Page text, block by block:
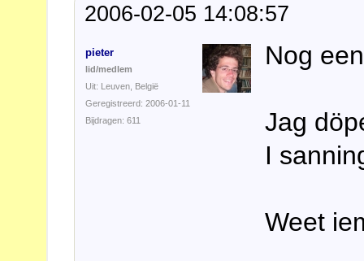
2006-02-05 14:08:57
pieter
lid/medlem
Uit: Leuven, België
Geregistreerd: 2006-01-11
Bijdragen: 611
Nog
Jag
I
Weet